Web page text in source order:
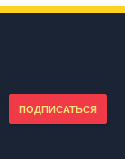
ПОДПИСАТЬСЯ